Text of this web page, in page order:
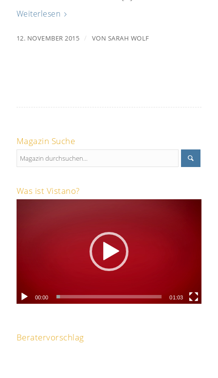
Weiterlesen
12. NOVEMBER 2015 / VON SARAH WOLF
Magazin Suche
Was ist Vistano?
00:00 01:03
Beratervorschlag